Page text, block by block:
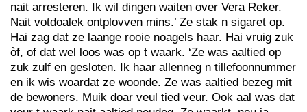
nait arresteren. Ik wil dingen waiten over Vera Reker.
Nait votdoalek ontplovven mins.’ Ze stak n sigaret op.
Hai zag dat ze laange rooie noagels haar. Hai vruig zuk
òf, of dat wel loos was op t waark. ‘Ze was aaltied op
zuk zulf en gesloten. Ik haar allenneg n tillefoonnummer
en ik wis woardat ze woonde. Ze was aaltied bezeg mit
de bewoners. Muik doar veul tied veur. Ook aal was dat